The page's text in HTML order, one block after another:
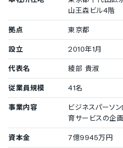
フィンランド語
フランス語
ドイツ語
イタリア語
韓国語
ノルウェー語
ポルトガル語
スペイン語
インドネシア語
ブルガリア語
山王森ビル4階
拠点 東京都
設立 2010年1月
代表名 綾部 貴淑
従業員規模 41名
事業内容
ビジネスパーソ
育サービスの企画
資本金 7億9945万円